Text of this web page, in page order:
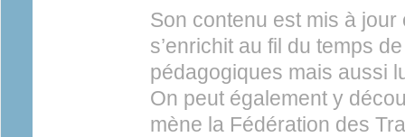
Son contenu est mis à
s’enrichit au fil du temps
pédagogiques mais aussi
On peut également y
mène la Fédération des